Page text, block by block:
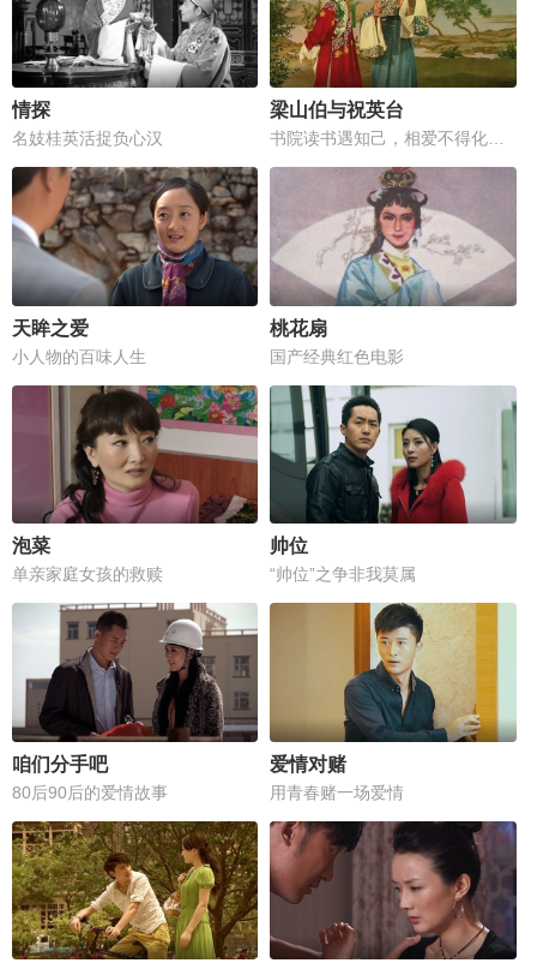
情探
名妓桂英活捉负心汉
梁山伯与祝英台
天眸之爱
小人物的百味人生
桃花扇
国产经典红色电影
泡菜
单亲家庭女孩的救赎
帅位
“帅位”之争非我莫属
咱们分手吧
80后90后的爱情故事
爱情对赌
用青春赌一场爱情